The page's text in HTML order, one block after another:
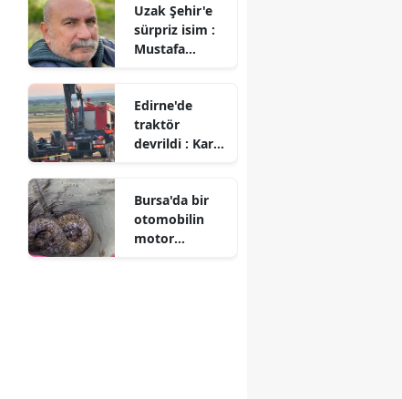
Uzak Şehir'e
sürpriz isim :
Mustafa
Edirne'de
traktör
devrildi : Karı
Bursa'da bir
otomobilin
motor